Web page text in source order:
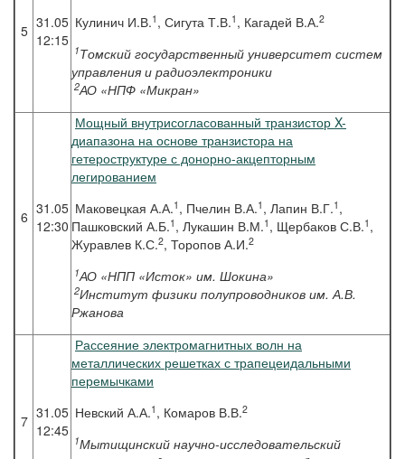
5 31.05
12:15
Кулинич И.В.1 , Сигута Т.В.1 , Кагадей В.А.2
1Томский государственный университет систем
управления и радиоэлектроники
2АО «НПФ «Микран»
6 31.05
12:30
Мощный внутрисогласованный транзистор X-
диапазона на основе транзистора на
гетероструктуре с донорно-акцепторным
легированием
Маковецкая А.А.1 , Пчелин В.А.1 , Лапин В.Г.1 ,
Пашковский А.Б.1 , Лукашин В.М.1 , Щербаков С.В.1 ,
Журавлев К.С.2, Торопов А.И.2
1АО «НПП «Исток» им. Шокина»
2Институт физики полупроводников им. А.В.
Ржанова
7 31.05
12:45
Рассеяние электромагнитных волн на
металлических решетках с трапецеидальными
перемычками
Невский А.А.1 , Комаров В.В.2
1Мытищинский научно-исследовательский